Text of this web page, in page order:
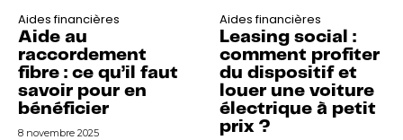
Aides financières
Aide au
raccordement
fibre : ce qu’il faut
savoir pour en
bénéficier
8 novembre 2025
Aides financières
Leasing social :
comment profiter
du dispositif et
louer une voiture
électrique à petit
prix ?